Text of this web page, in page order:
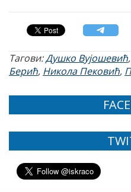
Тагови:Душко Вујошевић,
Берић, Никола Пековић,